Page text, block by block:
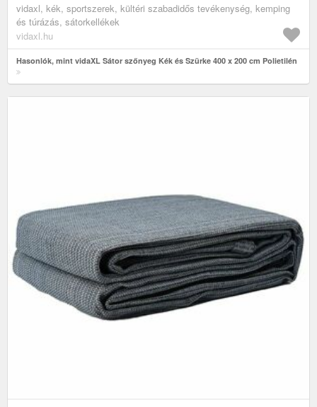
vidaxl, kék, sportszerek, kültéri szabadidős tevékenység, kemping
és túrázás, sátorkellékek
vidaxl.hu
Hasonlók, mint vidaXL Sátor szőnyeg Kék és Szürke 400 x 200 cm Polietilén